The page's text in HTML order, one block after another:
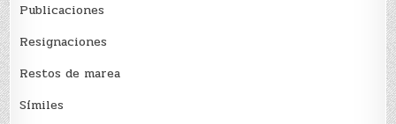
Publicaciones
Resignaciones
Restos de marea
Sí­miles